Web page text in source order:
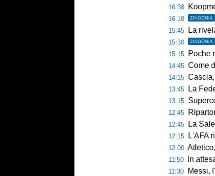
16:38
16:18 ZINGONIA
15:45 La
15:30 ZINGONIA
15:15 Poche
14:45 Come
14:15 Cascia,
13:45 La
13:15
12:45
12:45 La
12:15 L'AFA
12:00
11:50 In
11:30 Messi,